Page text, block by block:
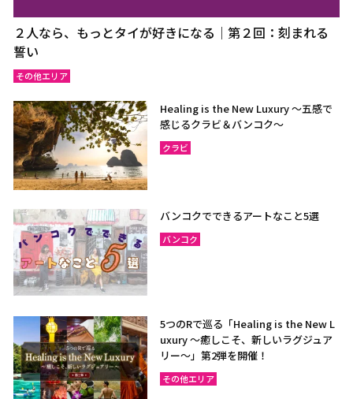
２人なら、もっとタイが好きになる｜第２回：刻まれる
誓い
その他エリア
Healing is the New Luxury ～五感で
感じるクラビ＆バンコク～
クラビ
バンコクでできるアートなこと5選
バンコク
5つのRで巡る「Healing is the New L
uxury ～癒しこそ、新しいラグジュア
リー〜」第2弾を開催！
その他エリア